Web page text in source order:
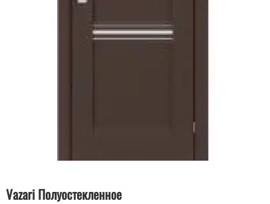
Vazari Полуостекленное